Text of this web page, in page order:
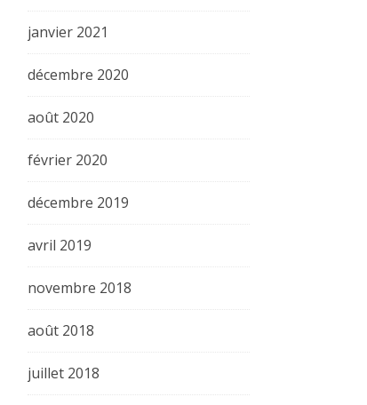
janvier 2021
décembre 2020
août 2020
février 2020
décembre 2019
avril 2019
novembre 2018
août 2018
juillet 2018